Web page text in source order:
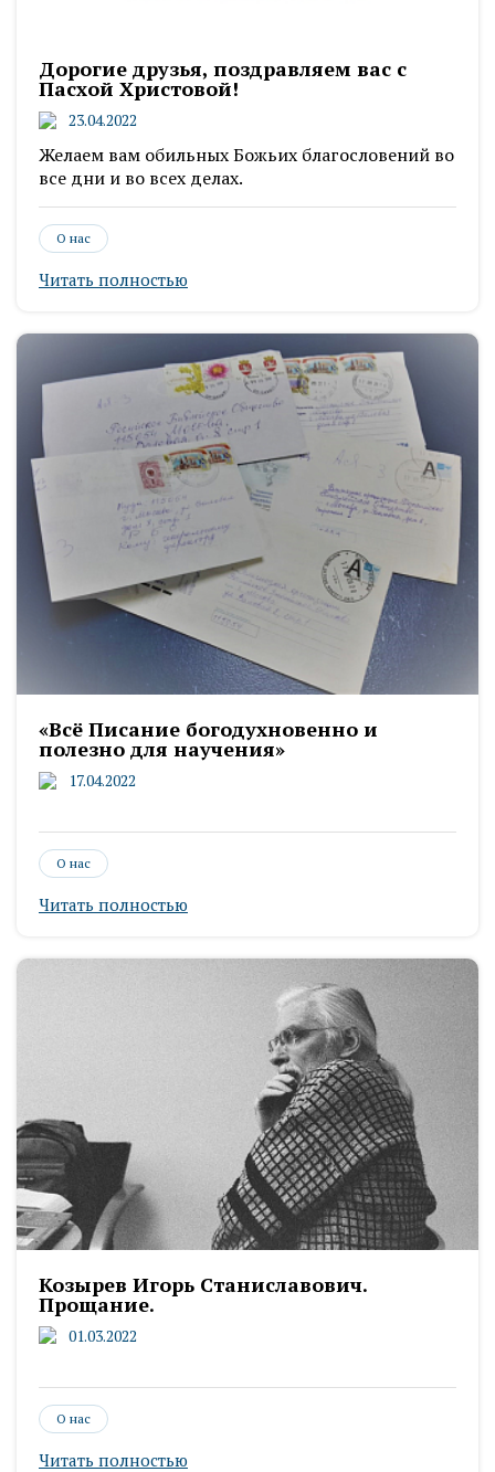
Дорогие друзья, поздравляем вас с
Пасхой Христовой!
23.04.2022
Желаем вам обильных Божьих благословений во
все дни и во всех делах.
О нас
Читать полностью
«Всё Писание богодухновенно и
полезно для научения»
17.04.2022
О нас
Читать полностью
Козырев Игорь Станиславович.
Прощание.
01.03.2022
О нас
Читать полностью